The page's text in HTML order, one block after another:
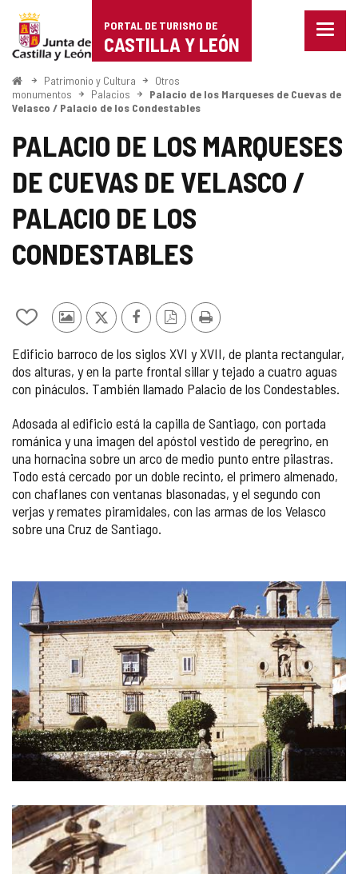
Portal
de
Turismo
de
Castilla
León
PORTAL DE TURISMO DE
CASTILLA Y LEÓN
Menu
de
InicioPatrimonio y Cultura
Otros
monumentos
Palacios
Palacio de los Marqueses de Cuevas de
Velasco / Palacio de los Condestables
PALACIO DE LOS MARQUESES
DE CUEVAS DE VELASCO /
PALACIO DE LOS
CONDESTABLES
Añadir/quitar
mis
cuadernos
Fotos
otros
turistas
X FacebookVersiónImprimir
Edificio barroco de los siglos XVI y XVII, de planta rectangular,
dos alturas, y en la parte frontal sillar y tejado a cuatro aguas
con pináculos. También llamado Palacio de los Condestables.
Adosada al edificio está la capilla de Santiago, con portada
románica y una imagen del apóstol vestido de peregrino, en
una hornacina sobre un arco de medio punto entre pilastras.
Todo está cercado por un doble recinto, el primero almenado,
con chaflanes con ventanas blasonadas, y el segundo con
verjas y remates piramidales, con las armas de los Velasco
sobre una Cruz de Santiago.
GALERÍA
DE
IMÁGENES